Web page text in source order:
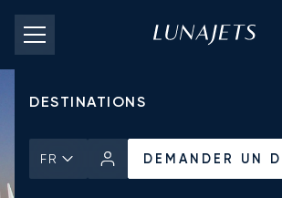
TARIFS D'AFFRÈTEMENT
JETS PRIVÉS
DESTINATIONS
FR DEMANDER UN